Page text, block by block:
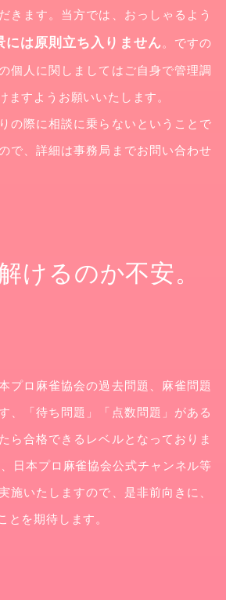
きます。当方では、おっしゃるよう
には原則立ち入りません。ですの
個人に関しましてはご自身で管理調
ますようお願いいたします。
の際に相談に乗らないということで
で、詳細は事務局までお問い合わせ
けるのか不安。
プロ麻雀協会の過去問題、麻雀問題
「待ち問題」「点数問題」がある
ら合格できるレベルとなっておりま
日本プロ麻雀協会公式チャンネル等
施いたしますので、是非前向きに、
とを期待します。